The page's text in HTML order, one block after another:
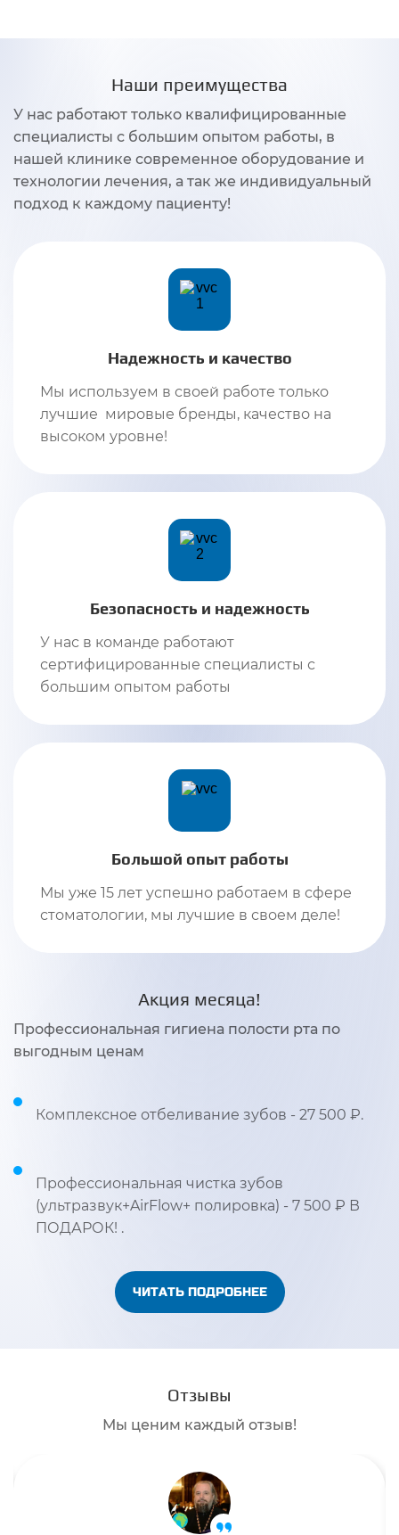
Наши преимущества
У нас работают только квалифицированные
специалисты с большим опытом работы, в
нашей клинике современное оборудование и
технологии лечения, а так же индивидуальный
подход к каждому пациенту!
Надежность и качество
Мы используем в своей работе только
лучшие мировые бренды, качество на
высоком уровне!
Безопасность и надежность
У нас в команде работают
сертифицированные специалисты с
большим опытом работы
Большой опыт работы
Мы уже 15 лет успешно работаем в сфере
стоматологии, мы лучшие в своем деле!
Акция месяца!
Профессиональная гигиена полости рта по
выгодным ценам
Комплексное отбеливание зубов - 27 500 ₽.
Профессиональная чистка зубов
(ультразвук+AirFlow+ полировка) - 7 500 ₽ В
ПОДАРОК! .
ЧИТАТЬ ПОДРОБНЕЕ
Отзывы
Мы ценим каждый отзыв!